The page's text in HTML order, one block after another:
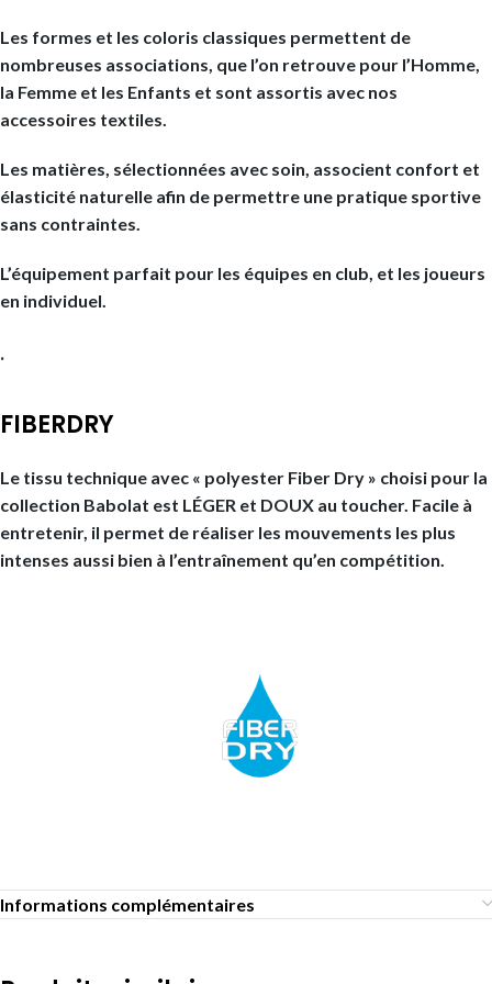
Les formes et les coloris classiques permettent de
nombreuses associations, que l’on retrouve pour l’Homme,
la Femme et les Enfants et sont assortis avec nos
accessoires textiles.
Les matières, sélectionnées avec soin, associent confort et
élasticité naturelle afin de permettre une pratique sportive
sans contraintes.
L’équipement parfait pour les équipes en club, et les joueurs
en individuel.
.
FIBERDRY
Le tissu technique avec « polyester Fiber Dry » choisi pour la
collection Babolat est LÉGER et DOUX au toucher. Facile à
entretenir, il permet de réaliser les mouvements les plus
intenses aussi bien à l’entraînement qu’en compétition.
Informations complémentaires